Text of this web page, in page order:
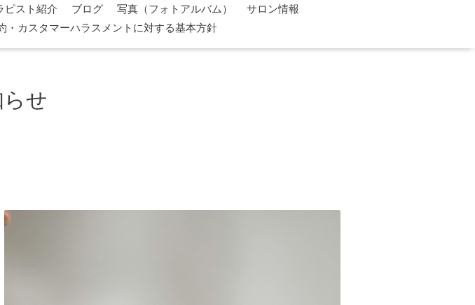
ピスト紹介 ブログ 写真（フォトアルバム）
サロン情報
・カスタマーハラスメントに対する基本方針
せ